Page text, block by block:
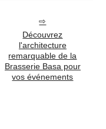
Découvrez
l'architecture
remarquable de la
Brasserie Basa pour
vos événements